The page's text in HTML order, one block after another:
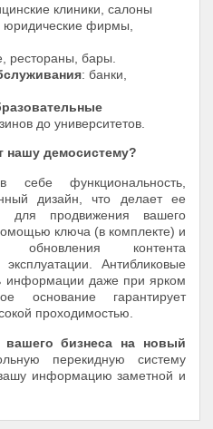
клиники, салоны
юридические фирмы,
рестораны, бары.
: банки,
до университетов.
демосистему?
функциональность,
дизайн, что делает ее
для продвижения вашего
ключа (в комплекте) и
обновления контента
Антибликовые
информации даже при ярком
основание гарантирует
проходимостью.
вашего бизнеса на новый
перекидную систему
информацию заметной и